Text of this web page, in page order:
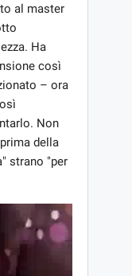
al master
Ha
così
– ora
Non
della
strano "per